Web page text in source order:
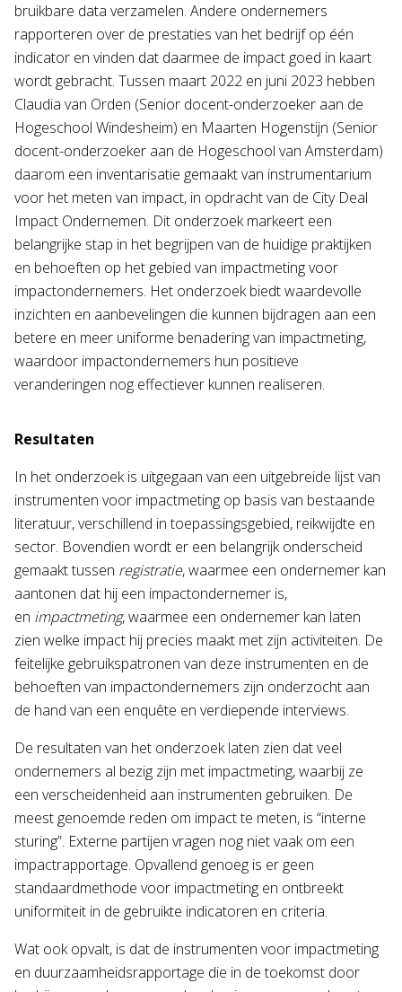
bruikbare data verzamelen. Andere ondernemers
rapporteren over de prestaties van het bedrijf op één
indicator en vinden dat daarmee de impact goed in kaart
wordt gebracht. Tussen maart 2022 en juni 2023 hebben
Claudia van Orden (Senior docent-onderzoeker aan de
Hogeschool Windesheim) en Maarten Hogenstijn (Senior
docent-onderzoeker aan de Hogeschool van Amsterdam)
daarom een inventarisatie gemaakt van instrumentarium
voor het meten van impact, in opdracht van de City Deal
Impact Ondernemen. Dit onderzoek markeert een
belangrijke stap in het begrijpen van de huidige praktijken
en behoeften op het gebied van impactmeting voor
impactondernemers. Het onderzoek biedt waardevolle
inzichten en aanbevelingen die kunnen bijdragen aan een
betere en meer uniforme benadering van impactmeting,
waardoor impactondernemers hun positieve
veranderingen nog effectiever kunnen realiseren.
Resultaten
In het onderzoek is uitgegaan van een uitgebreide lijst van
instrumenten voor impactmeting op basis van bestaande
literatuur, verschillend in toepassingsgebied, reikwijdte en
sector. Bovendien wordt er een belangrijk onderscheid
gemaakt tussen registratie, waarmee een ondernemer kan
aantonen dat hij een impactondernemer is,
en impactmeting, waarmee een ondernemer kan laten
zien welke impact hij precies maakt met zijn activiteiten. De
feitelijke gebruikspatronen van deze instrumenten en de
behoeften van impactondernemers zijn onderzocht aan
de hand van een enquête en verdiepende interviews.
De resultaten van het onderzoek laten zien dat veel
ondernemers al bezig zijn met impactmeting, waarbij ze
een verscheidenheid aan instrumenten gebruiken. De
meest genoemde reden om impact te meten, is “interne
sturing”. Externe partijen vragen nog niet vaak om een
impactrapportage. Opvallend genoeg is er geen
standaardmethode voor impactmeting en ontbreekt
uniformiteit in de gebruikte indicatoren en criteria.
Wat ook opvalt, is dat de instrumenten voor impactmeting
en duurzaamheidsrapportage die in de toekomst door